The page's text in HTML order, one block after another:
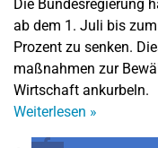
Die Bundesregierung
ab dem 1. Juli bis
Prozent zu senken.
maß­nah­men zur
Wirtschaft ankurbeln.
Weiterlesen »